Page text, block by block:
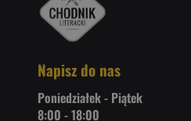
Napisz do nas
Poniedziałek - Piątek
8:00 - 18:00